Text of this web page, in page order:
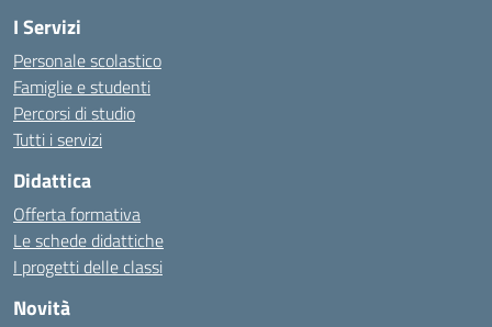
I Servizi
Personale scolastico
Famiglie e studenti
Percorsi di studio
Tutti i servizi
Didattica
Offerta formativa
Le schede didattiche
I progetti delle classi
Novità